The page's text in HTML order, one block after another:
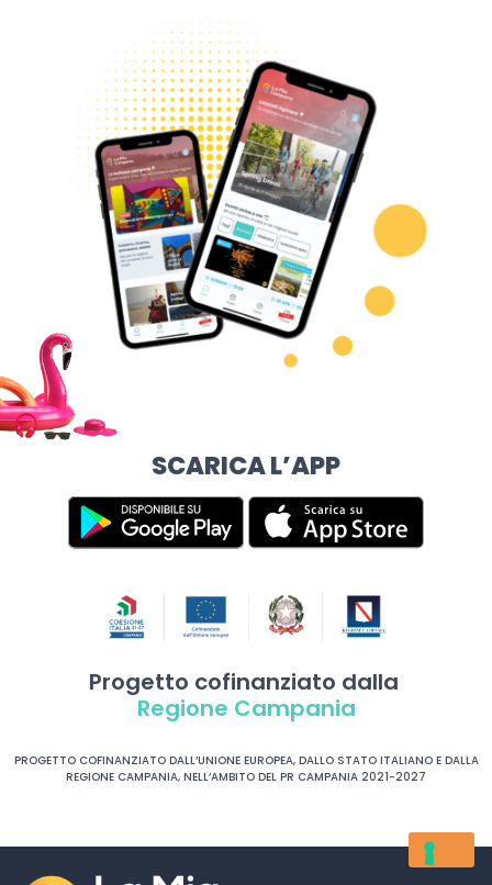
SCARICA L’APP
Progetto cofinanziato dalla
Regione Campania
PROGETTO COFINANZIATO DALL’UNIONE EUROPEA, DALLO STATO ITALIANO E DALLA
REGIONE CAMPANIA, NELL’AMBITO DEL PR CAMPANIA 2021-2027